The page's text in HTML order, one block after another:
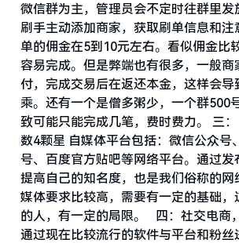
微信群为主，管理员会不定时往群里发
刷手主动添加商家，获取刷单信息和注
单的佣金在5到10元左右。看似佣金比
容易完成。但是弊端也有很多，一般商
付，完成交易后在返还本金，这样会导
乘。还有一个是僧多粥少，一个群500
致可能只能完成几笔，费时费力。 三
数4颗星 自媒体平台包括：微信公众号
号、百度官方贴吧等网络平台。通过发
提高自己的知名度，也是我们俗称的网
媒体要求比较高，需要有一定的基础，
的人，有一定的局限。 四：社交电商
通过现在比较流行的软件与平台和粉丝